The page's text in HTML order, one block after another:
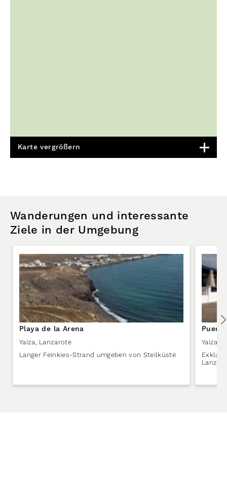
Karte vergrößern
Wanderungen und interessante
Ziele in der Umgebung
Playa de la Arena
Yaiza, Lanzarote
Langer Feinkies-Strand umgeben von Steilküste
Yaiza